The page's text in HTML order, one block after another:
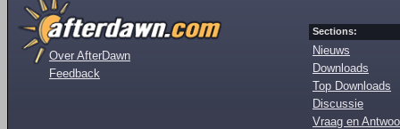
Over AfterDawn
Feedback
Sections:
Nieuws
Downloads
Top Downloads
Discussie
Vraag en